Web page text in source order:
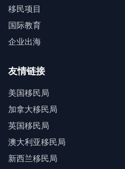
移民项目
国际教育
企业出海
友情链接
美国移民局
加拿大移民局
英国移民局
澳大利亚移民局
新西兰移民局